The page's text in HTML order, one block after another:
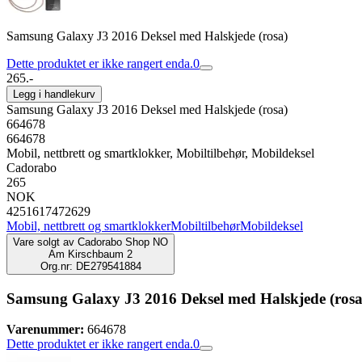
Samsung Galaxy J3 2016 Deksel med Halskjede (rosa)
Dette produktet er ikke rangert enda.0
265.-
Legg i handlekurv
Samsung Galaxy J3 2016 Deksel med Halskjede (rosa)
664678
664678
Mobil, nettbrett og smartklokker, Mobiltilbehør, Mobildeksel
Cadorabo
265
NOK
4251617472629
Mobil, nettbrett og smartklokkerMobiltilbehørMobildeksel
Vare solgt av Cadorabo Shop NO
Am Kirschbaum 2
Org.nr: DE279541884
Samsung Galaxy J3 2016 Deksel med Halskjede
Varenummer: 664678
Dette produktet er ikke rangert enda.0